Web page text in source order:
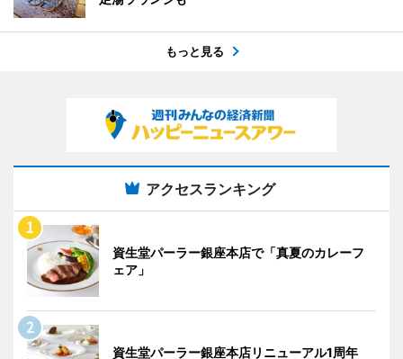
もっと見る
アクセスランキング
資生堂パーラー銀座本店で「真夏のカレーフ
ェア」
資生堂パーラー銀座本店リニューアル1周年